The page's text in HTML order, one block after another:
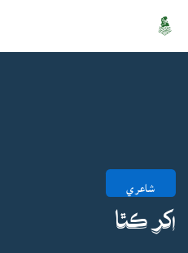
شاعري
اکر ڪٿا